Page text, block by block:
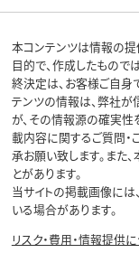
本コンテンツは情報の提
目的で、作成したもの
終決定は、お客様ご自身
テンツの情報は、弊社が
が、その情報源の確実性
載内容に関するご質問
承お願い致します。また
とがあります。
当サイトの掲載画像に
いる場合があります。
リスク・費用・情報提供